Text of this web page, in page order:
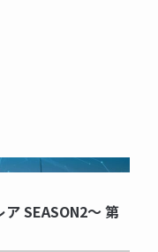
SEASON2～ 第